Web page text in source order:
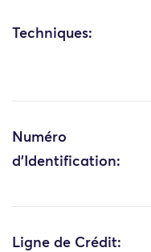
Techniques:
Numéro
d'Identification:
Ligne de Crédit: